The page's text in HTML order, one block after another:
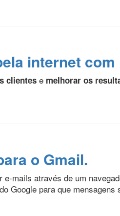
internet
clientes e melhorar os
o Gmail.
mails através de um
Google para que mensagens